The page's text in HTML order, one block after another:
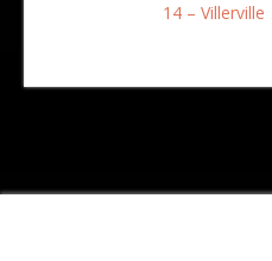
14 – Villerville